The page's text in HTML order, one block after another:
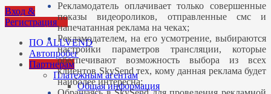
Вход &
Регистрация
ПО ALLVEND
Автопробег
Партнерам
Платежным агентам
Общая информация
Рекламодатель оплачивает только совершенные
показы видеороликов, отправленные смс и
напечатанная реклама на чеках;
Рекламодателем, на его усмотрение, выбираются
настройки параметров трансляции, которые
обеспечивают возможность выбора из всех
клиентов SkySend тех, кому данная реклама будет
наиболее интересна;